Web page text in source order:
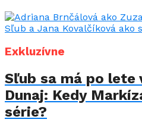
Exkluzívne
Sľub sa má po
Dunaj: Kedy
série?